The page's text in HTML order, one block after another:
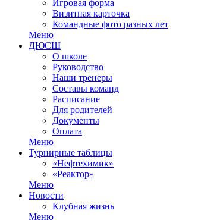
Игровая форма
Визитная карточка
Командные фото разных лет
Меню
ДЮСШ
О школе
Руководство
Наши тренеры
Составы команд
Расписание
Для родителей
Документы
Оплата
Меню
Турнирные таблицы
«Нефтехимик»
«Реактор»
Меню
Новости
Клубная жизнь
Меню